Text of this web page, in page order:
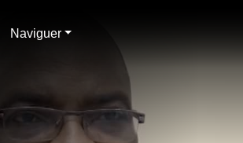
Naviguer